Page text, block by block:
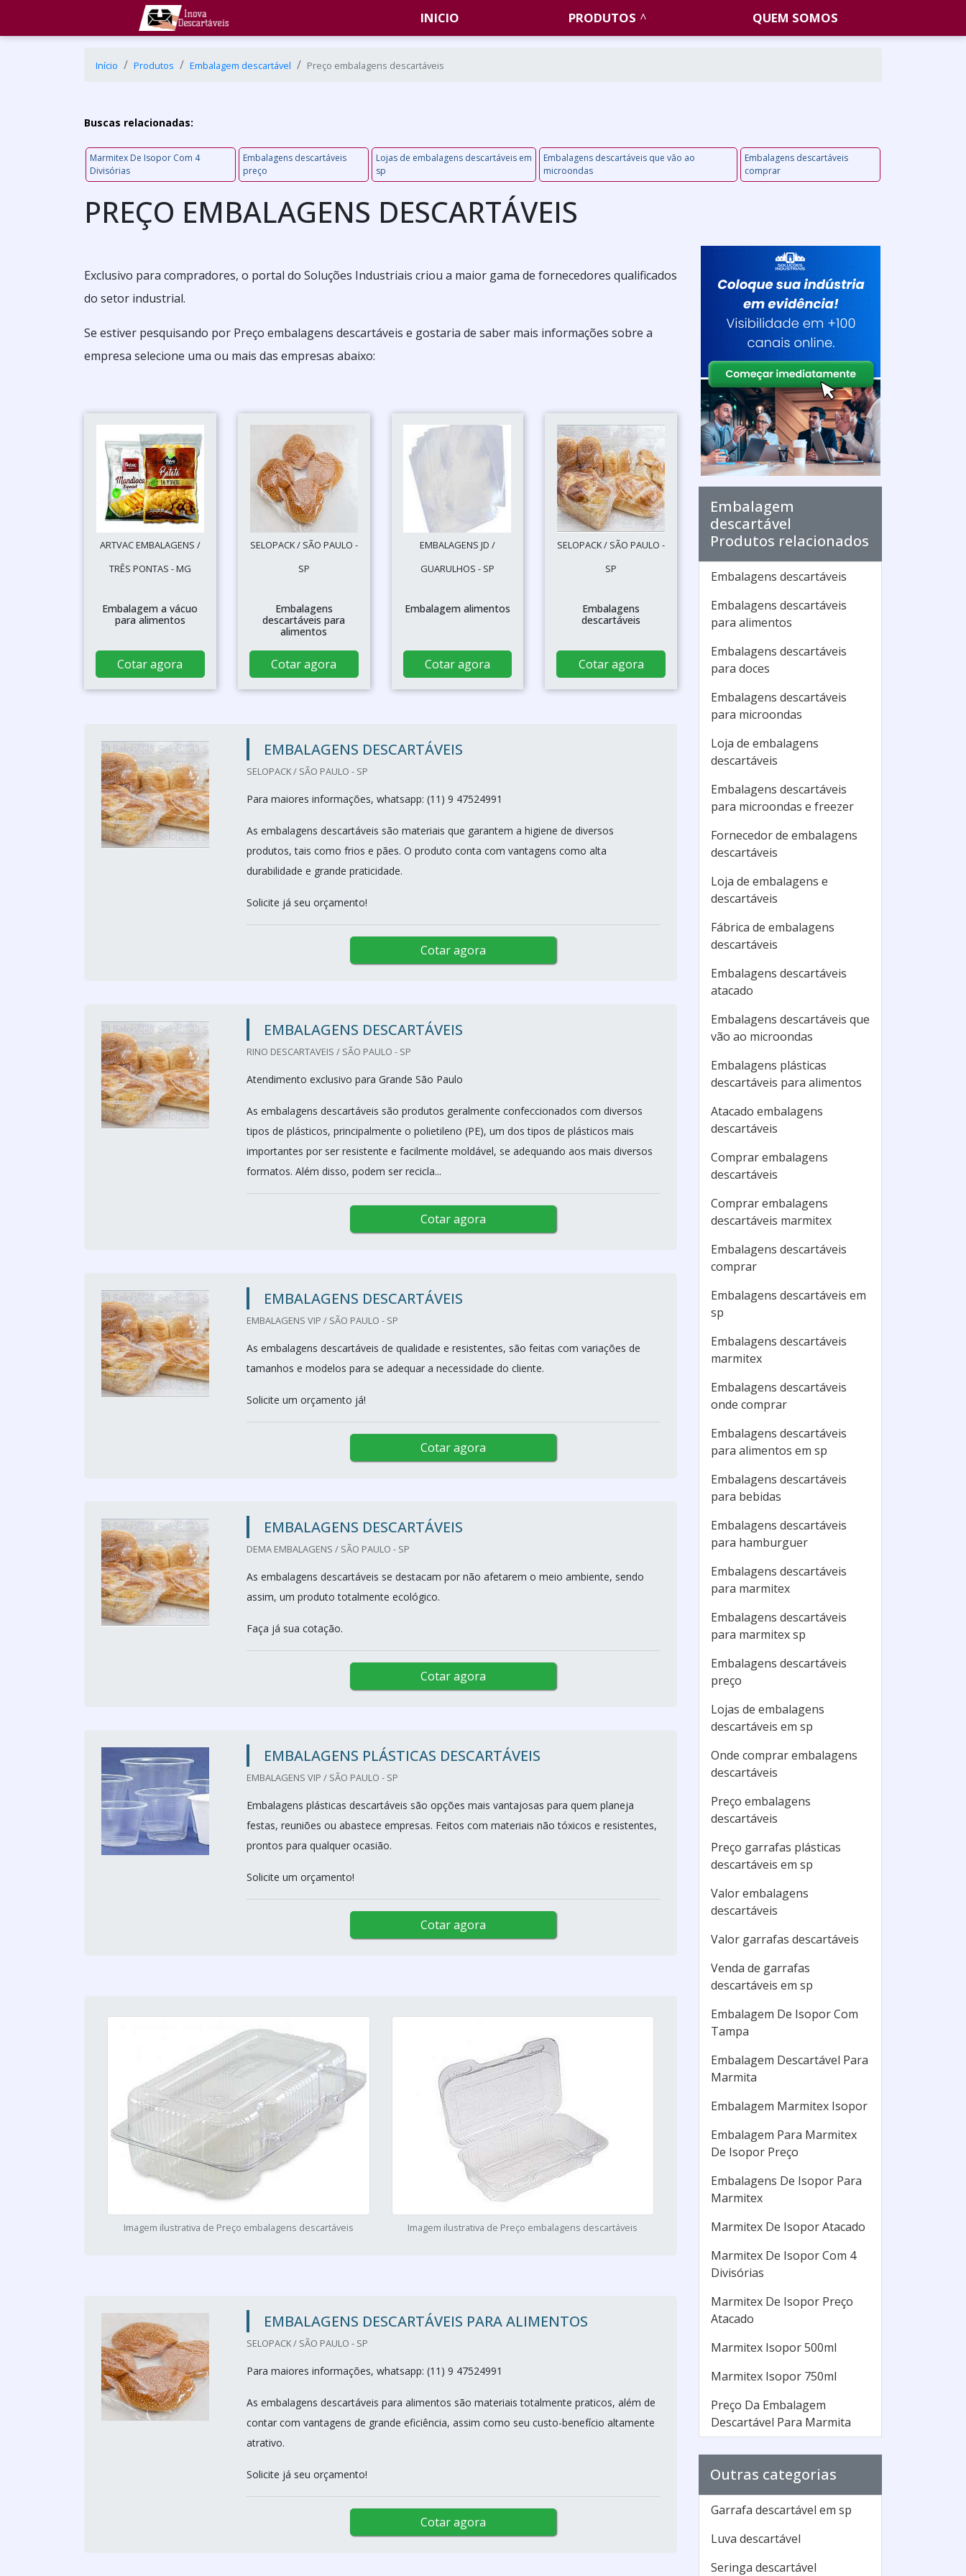
INICIO PRODUTOS QUEM SOMOS
Início Produtos Embalagem descartável Preço embalagens descartáveis
Buscas relacionadas:
Marmitex De Isopor Com 4
Divisórias
Embalagens descartáveis
preço
Lojas de embalagens descartáveis em
sp
Embalagens descartáveis que vão ao
microondas
Embalagens descartáveis
comprar
PREÇO EMBALAGENS DESCARTÁVEIS
Exclusivo para compradores, o portal do Soluções Industriais criou a maior gama de fornecedores qualificados
do setor industrial.
Se estiver pesquisando por Preço embalagens descartáveis e gostaria de saber mais informações sobre a
empresa selecione uma ou mais das empresas abaixo:
ARTVAC EMBALAGENS /
TRÊS PONTAS - MG
Embalagem a vácuo
para alimentos
Cotar agora
SELOPACK / SÃO PAULO -
SP
Embalagens
descartáveis para
alimentos
Cotar agora
EMBALAGENS JD /
GUARULHOS - SP
Embalagem alimentos
Cotar agora
SELOPACK / SÃO PAULO -
SP
Embalagens
descartáveis
Cotar agora
EMBALAGENS DESCARTÁVEIS
SELOPACK / SÃO PAULO - SP
Para maiores informações, whatsapp: (11) 9 47524991
As embalagens descartáveis são materiais que garantem a higiene de diversos
produtos, tais como frios e pães. O produto conta com vantagens como alta
durabilidade e grande praticidade.
Solicite já seu orçamento!
Cotar agora
EMBALAGENS DESCARTÁVEIS
RINO DESCARTAVEIS / SÃO PAULO - SP
Atendimento exclusivo para Grande São Paulo
As embalagens descartáveis são produtos geralmente confeccionados com diversos
tipos de plásticos, principalmente o polietileno (PE), um dos tipos de plásticos mais
importantes por ser resistente e facilmente moldável, se adequando aos mais diversos
formatos. Além disso, podem ser recicla...
Cotar agora
EMBALAGENS DESCARTÁVEIS
EMBALAGENS VIP / SÃO PAULO - SP
As embalagens descartáveis de qualidade e resistentes, são feitas com variações de
tamanhos e modelos para se adequar a necessidade do cliente.
Solicite um orçamento já!
Cotar agora
EMBALAGENS DESCARTÁVEIS
DEMA EMBALAGENS / SÃO PAULO - SP
As embalagens descartáveis se destacam por não afetarem o meio ambiente, sendo
assim, um produto totalmente ecológico.
Faça já sua cotação.
Cotar agora
EMBALAGENS PLÁSTICAS DESCARTÁVEIS
EMBALAGENS VIP / SÃO PAULO - SP
Embalagens plásticas descartáveis são opções mais vantajosas para quem planeja
festas, reuniões ou abastece empresas. Feitos com materiais não tóxicos e resistentes,
prontos para qualquer ocasião.
Solicite um orçamento!
Cotar agora
Imagem ilustrativa de Preço embalagens descartáveis Imagem ilustrativa de Preço embalagens descartáveis
EMBALAGENS DESCARTÁVEIS PARA ALIMENTOS
SELOPACK / SÃO PAULO - SP
Para maiores informações, whatsapp: (11) 9 47524991
As embalagens descartáveis para alimentos são materiais totalmente praticos, além de
contar com vantagens de grande eficiência, assim como seu custo-benefício altamente
atrativo.
Solicite já seu orçamento!
Cotar agora
Embalagem
descartável
Produtos relacionados
Embalagens descartáveis
Embalagens descartáveis
para alimentos
Embalagens descartáveis
para doces
Embalagens descartáveis
para microondas
Loja de embalagens
descartáveis
Embalagens descartáveis
para microondas e freezer
Fornecedor de embalagens
descartáveis
Loja de embalagens e
descartáveis
Fábrica de embalagens
descartáveis
Embalagens descartáveis
atacado
Embalagens descartáveis que
vão ao microondas
Embalagens plásticas
descartáveis para alimentos
Atacado embalagens
descartáveis
Comprar embalagens
descartáveis
Comprar embalagens
descartáveis marmitex
Embalagens descartáveis
comprar
Embalagens descartáveis em
sp
Embalagens descartáveis
marmitex
Embalagens descartáveis
onde comprar
Embalagens descartáveis
para alimentos em sp
Embalagens descartáveis
para bebidas
Embalagens descartáveis
para hamburguer
Embalagens descartáveis
para marmitex
Embalagens descartáveis
para marmitex sp
Embalagens descartáveis
preço
Lojas de embalagens
descartáveis em sp
Onde comprar embalagens
descartáveis
Preço embalagens
descartáveis
Preço garrafas plásticas
descartáveis em sp
Valor embalagens
descartáveis
Valor garrafas descartáveis
Venda de garrafas
descartáveis em sp
Embalagem De Isopor Com
Tampa
Embalagem Descartável Para
Marmita
Embalagem Marmitex Isopor
Embalagem Para Marmitex
De Isopor Preço
Embalagens De Isopor Para
Marmitex
Marmitex De Isopor Atacado
Marmitex De Isopor Com 4
Divisórias
Marmitex De Isopor Preço
Atacado
Marmitex Isopor 500ml
Marmitex Isopor 750ml
Preço Da Embalagem
Descartável Para Marmita
Outras categorias
Garrafa descartável em sp
Luva descartável
Seringa descartável